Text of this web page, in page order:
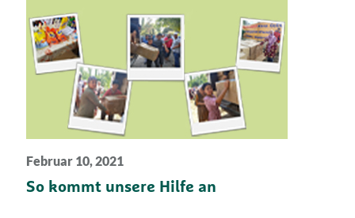
Februar 10, 2021
So kommt unsere Hilfe an